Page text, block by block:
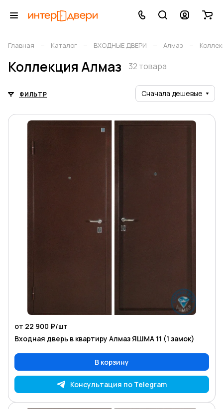
Главная – Каталог – ВХОДНЫЕ ДВЕРИ – Алмаз –
Коллекция Алмаз 32 товара
ФИЛЬТР Сначала дешевые
от 22 900 ₽/шт
Входная дверь в квартиру Алмаз ЯШМА 11 (1 замок)
В корзину
Консультация по Telegram